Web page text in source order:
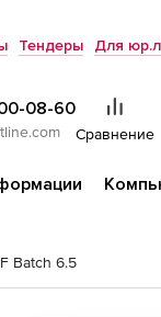
Тендеры Для
08-60
Сравнение
Batch 6.5